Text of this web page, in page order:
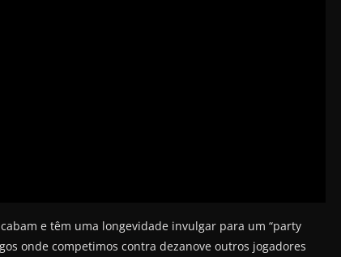
e têm uma longevidade invulgar para um “party
onde competimos contra dezanove outros jogadores